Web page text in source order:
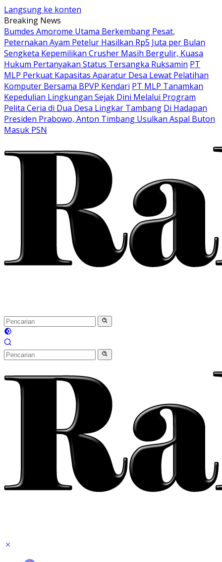
Langsung ke konten
Breaking News
Bumdes Amorome Utama Berkembang Pesat,
Peternakan Ayam Petelur Hasilkan Rp5 Juta per Bulan
Sengketa Kepemilikan Crusher Masih Bergulir, Kuasa
Hukum Pertanyakan Status Tersangka Ruksamin PT
MLP Perkuat Kapasitas Aparatur Desa Lewat Pelatihan
Komputer Bersama BPVP Kendari PT MLP Tanamkan
Kepedulian Lingkungan Sejak Dini Melalui Program
Pelita Ceria di Dua Desa Lingkar Tambang Di Hadapan
Presiden Prabowo, Anton Timbang Usulkan Aspal Buton
Masuk PSN